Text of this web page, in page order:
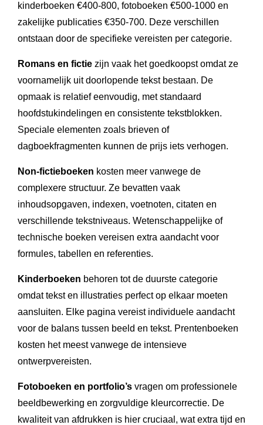
kinderboeken €400-800, fotoboeken €500-1000 en
zakelijke publicaties €350-700. Deze verschillen
ontstaan door de specifieke vereisten per categorie.
Romans en fictie zijn vaak het goedkoopst omdat ze
voornamelijk uit doorlopende tekst bestaan. De
opmaak is relatief eenvoudig, met standaard
hoofdstukindelingen en consistente tekstblokken.
Speciale elementen zoals brieven of
dagboekfragmenten kunnen de prijs iets verhogen.
Non-fictieboeken kosten meer vanwege de
complexere structuur. Ze bevatten vaak
inhoudsopgaven, indexen, voetnoten, citaten en
verschillende tekstniveaus. Wetenschappelijke of
technische boeken vereisen extra aandacht voor
formules, tabellen en referenties.
Kinderboeken behoren tot de duurste categorie
omdat tekst en illustraties perfect op elkaar moeten
aansluiten. Elke pagina vereist individuele aandacht
voor de balans tussen beeld en tekst. Prentenboeken
kosten het meest vanwege de intensieve
ontwerpvereisten.
Fotoboeken en portfolio’s vragen om professionele
beeldbewerking en zorgvuldige kleurcorrectie. De
kwaliteit van afdrukken is hier cruciaal, wat extra tijd en